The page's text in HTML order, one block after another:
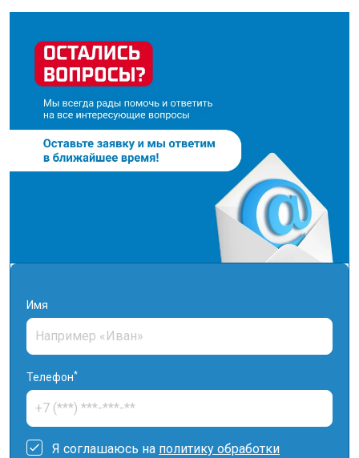
Имя
Телефон*
Я соглашаюсь на политику обработки